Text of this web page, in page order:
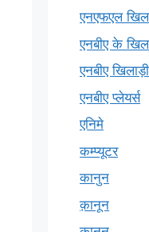
एनएफएल
एनबीए के
एनबीए खिलाड़ी
एनबीए प्लेयर्स
एनिमे
कम्प्यूटर
कानुन
क़ानून